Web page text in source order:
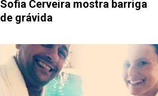
Sofia Cerveira mostra barriga
de grávida